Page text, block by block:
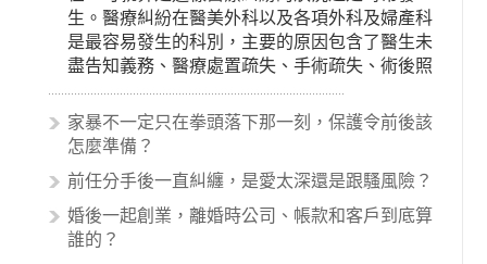
生。醫療糾紛在醫美外科以及各項外科及婦產科
是最容易發生的科別，主要的原因包含了醫生未
盡告知義務、醫療處置疏失、手術疏失、術後照
顧失當、醫療費用的收取。雖然醫學進步，但醫
生與病患之間引起的糾紛還是經常發生。很多案
例中最後都走向訴訟流程，我們如果不幸遇到相
的內容其實非常多，有些案例…
家暴不一定只在拳頭落下那一刻，保護令前後該
怎麼準備？
前任分手後一直糾纏，是愛太深還是跟騷風險？
婚後一起創業，離婚時公司、帳款和客戶到底算
誰的？